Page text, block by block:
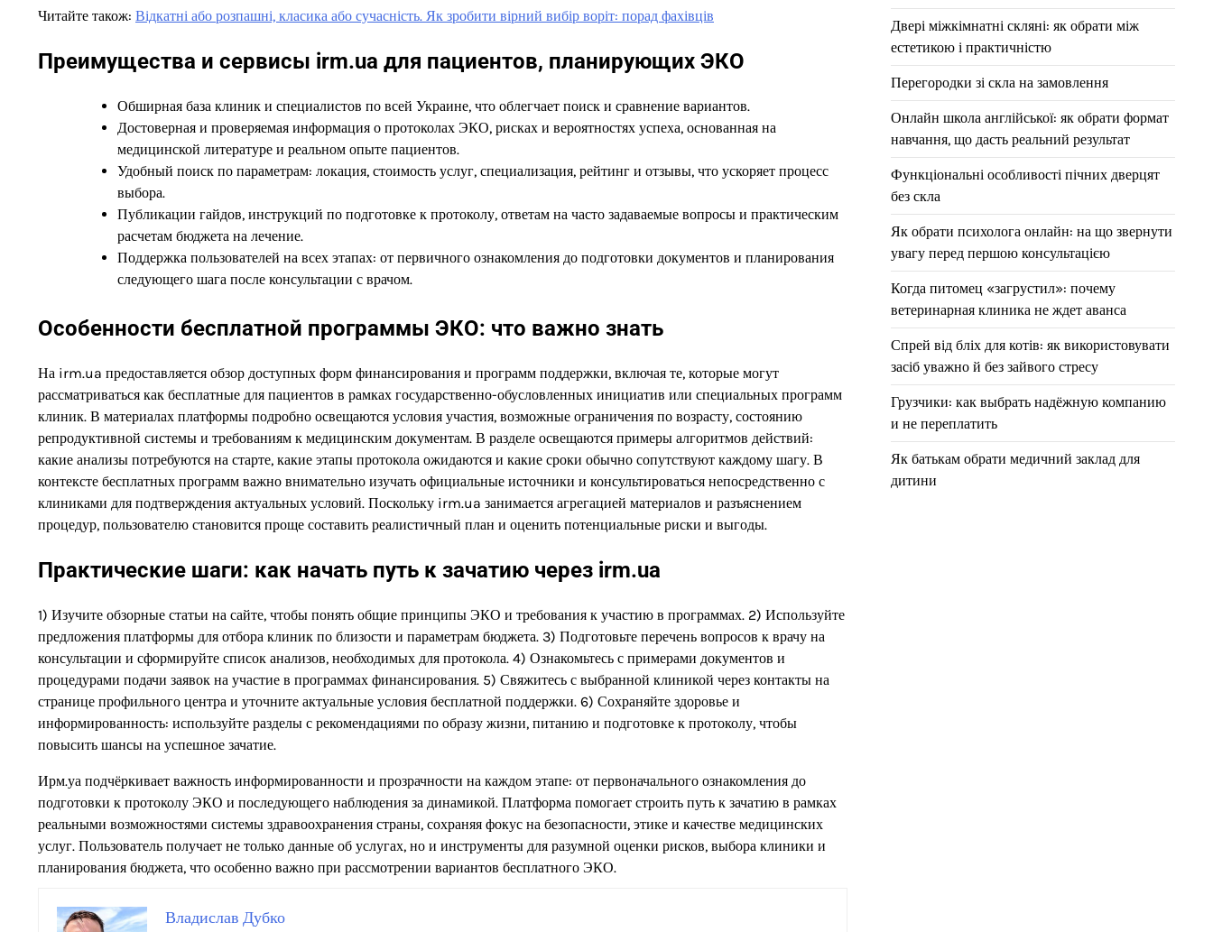
Читайте також: Відкатні або розпашні, класика або сучасність. Як зробити вірний вибір воріт: порад фахівців
Преимущества и сервисы irm.ua для пациентов, планирующих ЭКО
Обширная база клиник и специалистов по всей Украине, что облегчает поиск и сравнение вариантов.
Достоверная и проверяемая информация о протоколах ЭКО, рисках и вероятностях успеха, основанная на
медицинской литературе и реальном опыте пациентов.
Удобный поиск по параметрам: локация, стоимость услуг, специализация, рейтинг и отзывы, что ускоряет процесс
выбора.
Публикации гайдов, инструкций по подготовке к протоколу, ответам на часто задаваемые вопросы и практическим
расчетам бюджета на лечение.
Поддержка пользователей на всех этапах: от первичного ознакомления до подготовки документов и планирования
следующего шага после консультации с врачом.
Особенности бесплатной программы ЭКО: что важно знать
На irm.ua предоставляется обзор доступных форм финансирования и программ поддержки, включая те, которые могут
рассматриваться как бесплатные для пациентов в рамках государственно-обусловленных инициатив или специальных программ
клиник. В материалах платформы подробно освещаются условия участия, возможные ограничения по возрасту, состоянию
репродуктивной системы и требованиям к медицинским документам. В разделе освещаются примеры алгоритмов действий:
какие анализы потребуются на старте, какие этапы протокола ожидаются и какие сроки обычно сопутствуют каждому шагу. В
контексте бесплатных программ важно внимательно изучать официальные источники и консультироваться непосредственно с
клиниками для подтверждения актуальных условий. Поскольку irm.ua занимается агрегацией материалов и разъяснением
процедур, пользователю становится проще составить реалистичный план и оценить потенциальные риски и выгоды.
Практические шаги: как начать путь к зачатию через irm.ua
1) Изучите обзорные статьи на сайте, чтобы понять общие принципы ЭКО и требования к участию в программах. 2) Используйте
предложения платформы для отбора клиник по близости и параметрам бюджета. 3) Подготовьте перечень вопросов к врачу на
консультации и сформируйте список анализов, необходимых для протокола. 4) Ознакомьтесь с примерами документов и
процедурами подачи заявок на участие в программах финансирования. 5) Свяжитесь с выбранной клиникой через контакты на
странице профильного центра и уточните актуальные условия бесплатной поддержки. 6) Сохраняйте здоровье и
информированность: используйте разделы с рекомендациями по образу жизни, питанию и подготовке к протоколу, чтобы
повысить шансы на успешное зачатие.
Ирм.уа подчёркивает важность информированности и прозрачности на каждом этапе: от первоначального ознакомления до
подготовки к протоколу ЭКО и последующего наблюдения за динамикой. Платформа помогает строить путь к зачатию в рамках
реальными возможностями системы здравоохранения страны, сохраняя фокус на безопасности, этике и качестве медицинских
услуг. Пользователь получает не только данные об услугах, но и инструменты для разумной оценки рисков, выбора клиники и
планирования бюджета, что особенно важно при рассмотрении вариантов бесплатного ЭКО.
Владислав Дубко
Двері міжкімнатні скляні: як обрати між
естетикою і практичністю
Перегородки зі скла на замовлення
Онлайн школа англійської: як обрати формат
навчання, що дасть реальний результат
Функціональні особливості пічних дверцят
без скла
Як обрати психолога онлайн: на що звернути
увагу перед першою консультацією
Когда питомец «загрустил»: почему
ветеринарная клиника не ждет аванса
Спрей від бліх для котів: як використовувати
засіб уважно й без зайвого стресу
Грузчики: как выбрать надёжную компанию
и не переплатить
Як батькам обрати медичний заклад для
дитини